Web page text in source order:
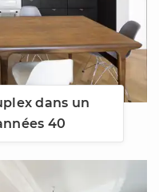
dans un
40